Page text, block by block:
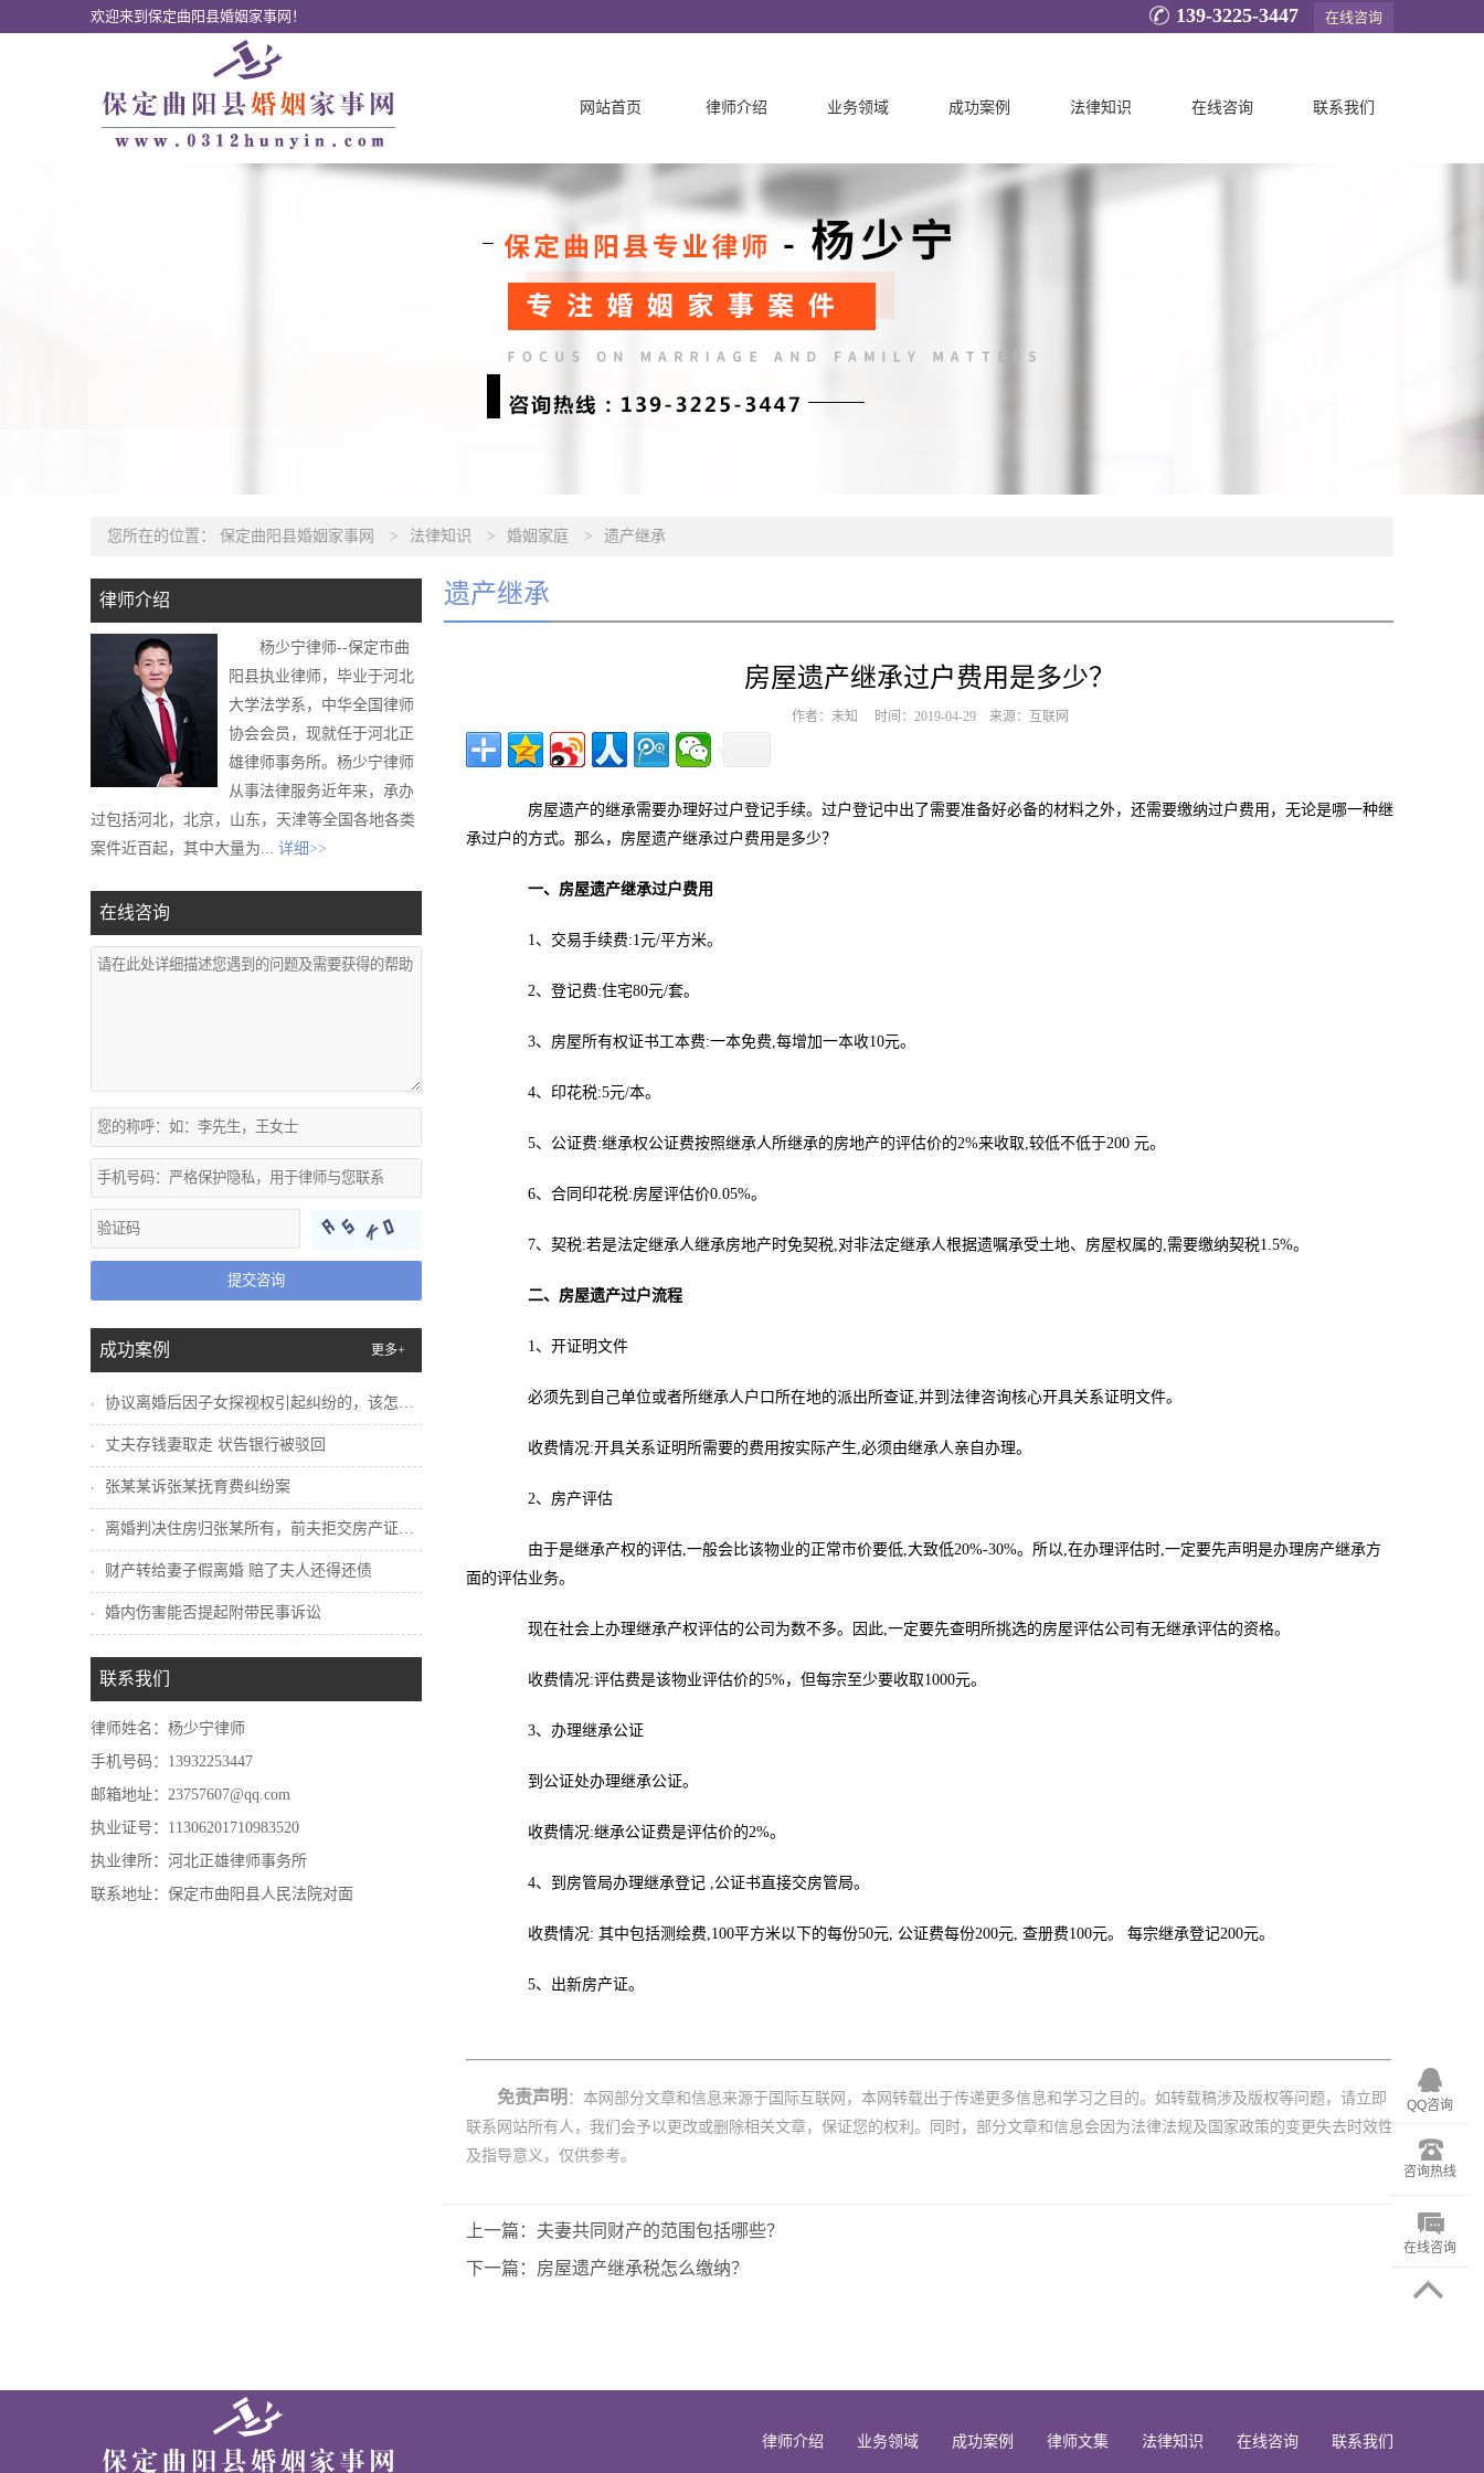
欢迎来到保定曲阳县婚姻家事网！ 139-3225-3447 在线咨询
网站首页 律师介绍 业务领域 成功案例 法律知识 在线咨询 联系我们
您所在的位置： 保定曲阳县婚姻家事网 > 法律知识 > 婚姻家庭 > 遗产继承
律师介绍
杨少宁律师--保定市曲
阳县执业律师，毕业于河北
大学法学系，中华全国律师
协会会员，现就任于河北正
雄律师事务所。杨少宁律师
从事法律服务近年来，承办
过包括河北，北京，山东，天津等全国各地各类
案件近百起，其中大量为... 详细>>
在线咨询
提交咨询
成功案例 更多+
协议离婚后因子女探视权引起纠纷的，该怎么...
丈夫存钱妻取走 状告银行被驳回
张某某诉张某抚育费纠纷案
离婚判决住房归张某所有，前夫拒交房产证怎...
财产转给妻子假离婚 赔了夫人还得还债
婚内伤害能否提起附带民事诉讼
联系我们
律师姓名：杨少宁律师
手机号码：13932253447
邮箱地址：23757607@qq.com
执业证号：11306201710983520
执业律所：河北正雄律师事务所
联系地址：保定市曲阳县人民法院对面
遗产继承
房屋遗产继承过户费用是多少？
作者：未知 时间：2019-04-29 来源：互联网
房屋遗产的继承需要办理好过户登记手续。过户登记中出了需要准备好必备的材料之外，还需要缴纳过户费用，无论是哪一种继
承过户的方式。那么，房屋遗产继承过户费用是多少？
一、房屋遗产继承过户费用
1、交易手续费:1元/平方米。
2、登记费:住宅80元/套。
3、房屋所有权证书工本费:一本免费,每增加一本收10元。
4、印花税:5元/本。
5、公证费:继承权公证费按照继承人所继承的房地产的评估价的2%来收取,较低不低于200 元。
6、合同印花税:房屋评估价0.05%。
7、契税:若是法定继承人继承房地产时免契税,对非法定继承人根据遗嘱承受土地、房屋权属的,需要缴纳契税1.5%。
二、房屋遗产过户流程
1、开证明文件
必须先到自己单位或者所继承人户口所在地的派出所查证,并到法律咨询核心开具关系证明文件。
收费情况:开具关系证明所需要的费用按实际产生,必须由继承人亲自办理。
2、房产评估
由于是继承产权的评估,一般会比该物业的正常市价要低,大致低20%-30%。所以,在办理评估时,一定要先声明是办理房产继承方
面的评估业务。
现在社会上办理继承产权评估的公司为数不多。因此,一定要先查明所挑选的房屋评估公司有无继承评估的资格。
收费情况:评估费是该物业评估价的5%，但每宗至少要收取1000元。
3、办理继承公证
到公证处办理继承公证。
收费情况:继承公证费是评估价的2%。
4、到房管局办理继承登记 ,公证书直接交房管局。
收费情况: 其中包括测绘费,100平方米以下的每份50元, 公证费每份200元, 查册费100元。 每宗继承登记200元。
5、出新房产证。
免责声明 ：本网部分文章和信息来源于国际互联网，本网转载出于传递更多信息和学习之目的。如转载稿涉及版权等问题，请立即
联系网站所有人，我们会予以更改或删除相关文章，保证您的权利。同时，部分文章和信息会因为法律法规及国家政策的变更失去时效性
及指导意义，仅供参考。
上一篇：夫妻共同财产的范围包括哪些？
下一篇：房屋遗产继承税怎么缴纳？
律师介绍 业务领域 成功案例 律师文集 法律知识 在线咨询 联系我们
QQ咨询
咨询热线
在线咨询